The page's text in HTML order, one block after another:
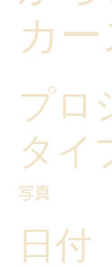
カ
プロ
タイ
写真
日付